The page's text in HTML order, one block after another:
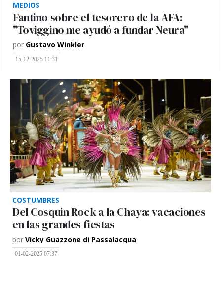
MEDIOS
Fantino sobre el tesorero de la AFA:
"Toviggino me ayudó a fundar Neura"
por Gustavo Winkler
15-12-2025 11:31
COSTUMBRES
Del Cosquin Rock a la Chaya: vacaciones
en las grandes fiestas
por Vicky Guazzone di Passalacqua
01-02-2025 07:37